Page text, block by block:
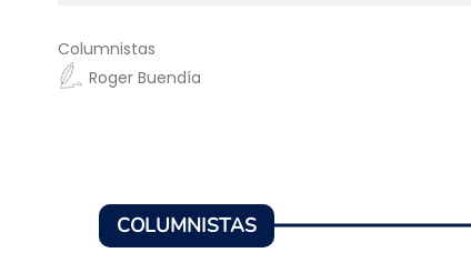
Columnistas
Roger Buendía
COLUMNISTAS